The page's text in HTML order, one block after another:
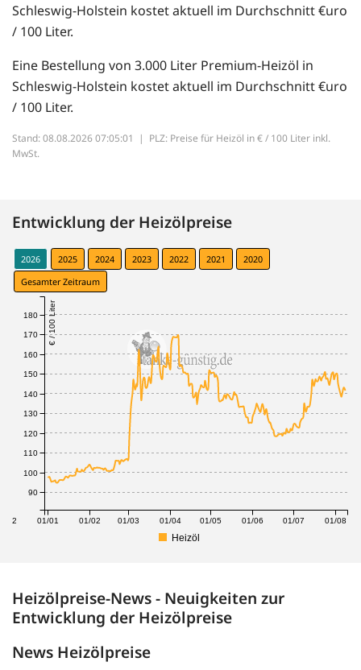
Schleswig-Holstein kostet aktuell im Durchschnitt €uro
/ 100 Liter.
Eine Bestellung von 3.000 Liter Premium-Heizöl in
Schleswig-Holstein kostet aktuell im Durchschnitt €uro
/ 100 Liter.
Stand: 08.08.2026 07:05:01 | PLZ: Preise für Heizöl in € / 100 Liter inkl.
MwSt.
Entwicklung der Heizölpreise
2026 2025 2024 2023 2022 2021
2020
Gesamter Zeitraum
12 01/01 01/02 01/03 01/04 01/05 01/06 01/07 01/08
€ / 100 Liter
90
100
110
120
130
140
150
160
170
180
Heizöl
Heizölpreise-News - Neuigkeiten zur
Entwicklung der Heizölpreise
News Heizölpreise